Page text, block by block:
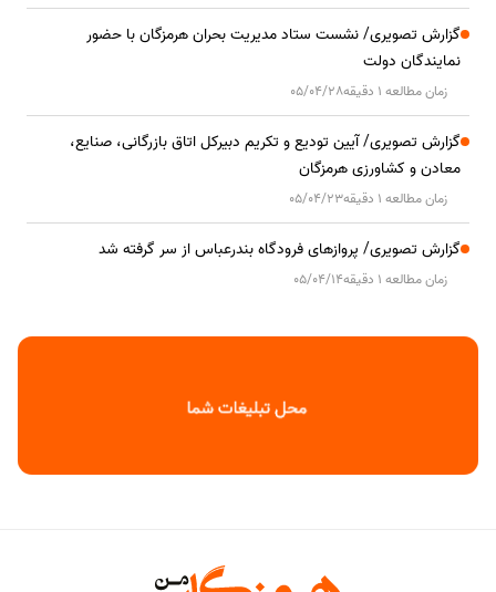
گزارش تصویری/ نشست ستاد مدیریت بحران هرمزگان با حضور
نمایندگان دولت
زمان مطالعه 1 دقیقه 05/04/28
گزارش تصویری/ آیین تودیع و تکریم دبیرکل اتاق بازرگانی، صنایع،
معادن و کشاورزی هرمزگان
زمان مطالعه 1 دقیقه 05/04/23
گزارش تصویری/ پروازهای فرودگاه بندرعباس از سر گرفته شد
زمان مطالعه 1 دقیقه 05/04/14